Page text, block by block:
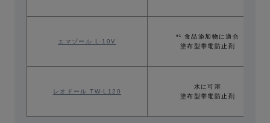
エマゾール L-10V
*¹ 食品添加物に適合
塗布型帯電防止剤
レオドール TW-L120
水に可溶
塗布型帯電防止剤